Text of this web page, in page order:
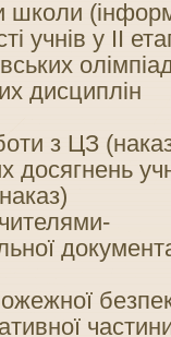
школи
учнів у ІІ
дисциплін
з ЦЗ
досягнень